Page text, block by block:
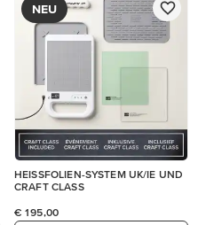
NEU
HEISSFOLIEN-SYSTEM UK/IE UND
CRAFT CLASS
€ 195,00